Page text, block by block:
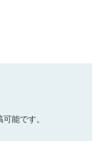
能です。